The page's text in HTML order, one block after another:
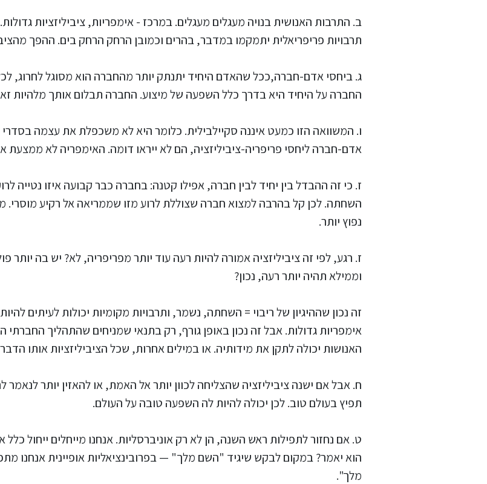
ב. התרבות האנושית בנויה מעגלים מעגלים. במרכז - אימפריות, ציביליזציות
תרבויות פריפריאלית יתמקמו במדבר, בהרים וכמובן הרחק הרחק בים. ההפך
ג. ביחסי אדם-חברה,ככל שהאדם היחיד יתנתק יותר מהחברה הוא מסוגל לחרוג, לכל
החברה על היחיד היא בדרך כלל השפעה של מיצוע. החברה תבלום אותך מלהיות
ו. המשוואה הזו כמעט איננה סקיילבילית. כלומר היא לא משכפלת את עצמה בסדרי
אדם-חברה ליחסי פריפריה-ציביליזציה, הם לא ייראו דומה. האימפריה לא
ז. כי זה ההבדל בין יחיד לבין חברה, אפילו קטנה: בחברה כבר קבועה איזו נטייה
השחתה. לכן קל בהרבה למצוא חברה שצוללת לרוע מזו שממריאה אל רקיע מוסרי.
נפוץ יותר.
ז. רגע, לפי זה ציביליזציה אמורה להיות רעה עוד יותר מפריפריה, לא? יש בה יותר
וממילא תהיה יותר רעה, נכון?
זה נכון שההיגיון של ריבוי = השחתה, נשמר, ותרבויות מקומיות יכולות לעיתים
אימפריות גדולות. אבל זה נכון באופן גורף, רק בתנאי שמניחים שהתהליך
האנושות יכולה לתקן את מידותיה. או במילים אחרות, שכל הציביליזציות אותו
ח. אבל אם ישנה ציביליזציה שהצליחה לכוון יותר אל האמת, או להאזין יותר
תפיץ בעולם טוב. לכן יכולה להיות לה השפעה טובה על העולם.
ט. אם נחזור לתפילות ראש השנה, הן לא רק אוניברסליות. אנחנו מייחלים ייחול
הוא יאמר? במקום לבקש שיגיד "השם מלך" — בפרובינציאליות אופיינית אנחנו
מלך".